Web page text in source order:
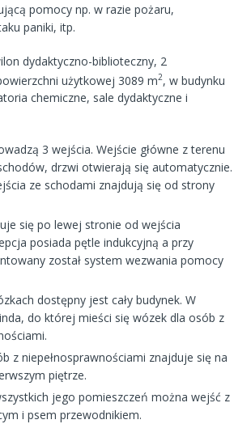
pomocy np. w razie pożaru,
paniki, itp.
dydaktyczno-biblioteczny, 2
użytkowej 3089 m2, w budynku
chemiczne, sale dydaktyczne i
3 wejścia. Wejście główne z terenu
drzwi otwierają się automatycznie.
ze schodami znajdują się od strony
się po lewej stronie od wejścia
posiada pętle indukcyjną a przy
został system wezwania pomocy
dostępny jest cały budynek. W
do której mieści się wózek dla osób z
z niepełnosprawnościami znajduje się na
piętrze.
jego pomieszczeń można wejść z
i psem przewodnikiem.